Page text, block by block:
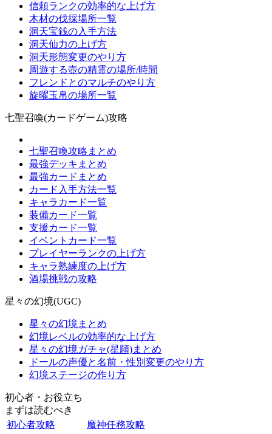
信頼ランクの効率的な上げ方
木材の伐採場所一覧
洞天宝銭の入手方法
洞天仙力の上げ方
洞天形態変更のやり方
周遊する壺の精霊の場所/時間
フレンドとのマルチのやり方
旋曜玉帛の場所一覧
七聖召喚(カードゲーム)攻略
七聖召喚攻略まとめ
最強デッキまとめ
最強カードまとめ
カード入手方法一覧
キャラカード一覧
装備カード一覧
支援カード一覧
イベントカード一覧
プレイヤーランクの上げ方
キャラ熟練度の上げ方
酒場挑戦の攻略
星々の幻境(UGC)
星々の幻境まとめ
幻境レベルの効率的な上げ方
星々の幻境ガチャ(星願)まとめ
ドールの声優と名前・性別変更のやり方
幻境ステージの作り方
初心者・お役立ち
まずは読むべき
初心者攻略
魔神任務攻略